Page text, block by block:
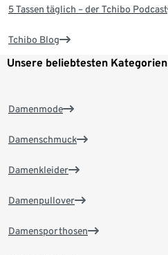
5 Tassen täglich – der Tchibo Podcast
Tchibo Blog
Unsere beliebtesten Kategorien
Damenmode
Damenschmuck
Damenkleider
Damenpullover
Damensporthosen